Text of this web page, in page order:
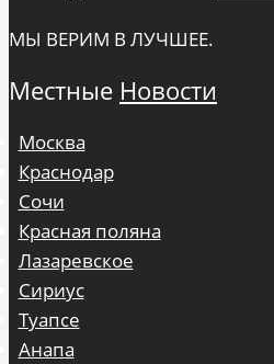
МЫ ВЕРИМ В ЛУЧШЕЕ.
Местные Новости
Москва
Краснодар
Сочи
Красная поляна
Лазаревское
Сириус
Туапсе
Анапа